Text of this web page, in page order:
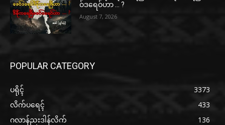
ဝ်ဒရေဝ်ဟာ … ?
August 7, 2026
POPULAR CATEGORY
ပရိုၚ်
3373
လိက်ပရေၚ်
433
ဂလာန်ညးဒါန်လိက်
136